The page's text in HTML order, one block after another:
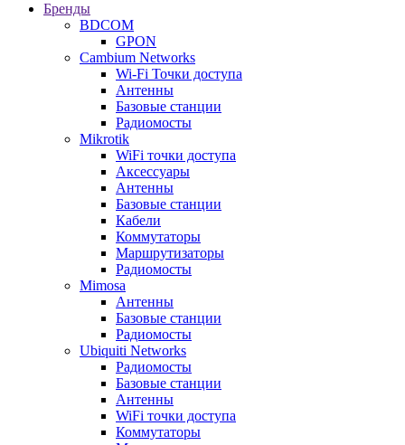
Бренды
BDCOM
GPON
Cambium Networks
Wi-Fi Точки доступа
Антенны
Базовые станции
Радиомосты
Mikrotik
WiFi точки доступа
Аксессуары
Антенны
Базовые станции
Кабели
Коммутаторы
Маршрутизаторы
Радиомосты
Mimosa
Антенны
Базовые станции
Радиомосты
Ubiquiti Networks
Радиомосты
Базовые станции
Антенны
WiFi точки доступа
Коммутаторы